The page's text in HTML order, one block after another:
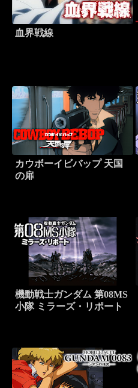
血界戦線
カウボーイビバップ 天国
の扉
機動戦士ガンダム 第08MS
小隊 ミラーズ・リポート